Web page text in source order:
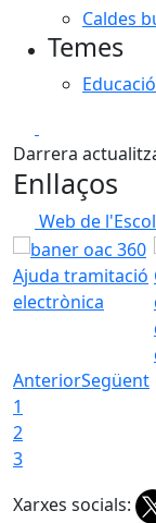
Caldes
Temes
Darrera
Enllaços
Web de
Ajuda tramitació
electrònica
AnteriorSegüent
1
2
3
Xarxes socials: